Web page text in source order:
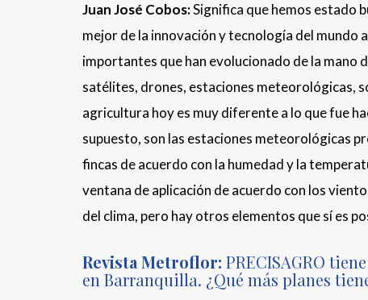
Juan José Cobos:Significa que hemos estado
mejor de la innovación y tecnología del mundo
importantes que han evolucionado de la mano
satélites, drones, estaciones meteorológicas,
agricultura hoy es muy diferente a lo que fue
supuesto, son las estaciones meteorológicas
fincas de acuerdo con la humedad y la
ventana de aplicación de acuerdo con los
del clima, pero hay otros elementos que sí es
Revista Metroflor: PRECISAGRO
en Barranquilla. ¿Qué más planes